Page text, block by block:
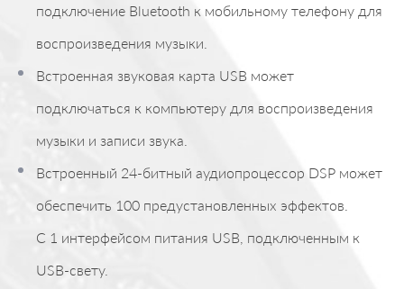
подключение Bluetooth к мобильному телефону для
воспроизведения музыки.
Встроенная звуковая карта USB может
подключаться к компьютеру для воспроизведения
музыки и записи звука.
Встроенный 24-битный аудиопроцессор DSP может
обеспечить 100 предустановленных эффектов.
С 1 интерфейсом питания USB, подключенным к
USB-свету.